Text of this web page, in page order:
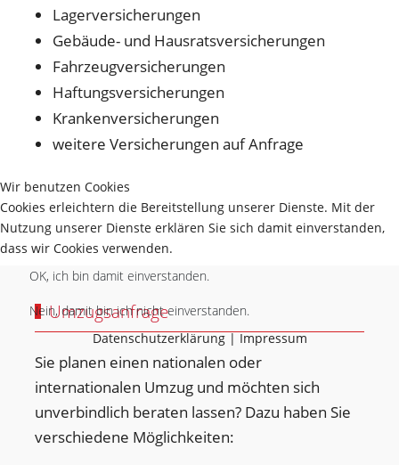
Lagerversicherungen
Gebäude- und Hausratsversicherungen
Fahrzeugversicherungen
Haftungsversicherungen
Krankenversicherungen
weitere Versicherungen auf Anfrage
Umzugsanfrage
Sie planen einen nationalen oder
internationalen Umzug und möchten sich
unverbindlich beraten lassen? Dazu haben Sie
verschiedene Möglichkeiten:
Wir benutzen Cookies
Cookies erleichtern die Bereitstellung unserer Dienste. Mit der
Nutzung unserer Dienste erklären Sie sich damit einverstanden,
dass wir Cookies verwenden.
OK, ich bin damit einverstanden.
Nein, damit bin ich nicht einverstanden.
Datenschutzerklärung|Impressum